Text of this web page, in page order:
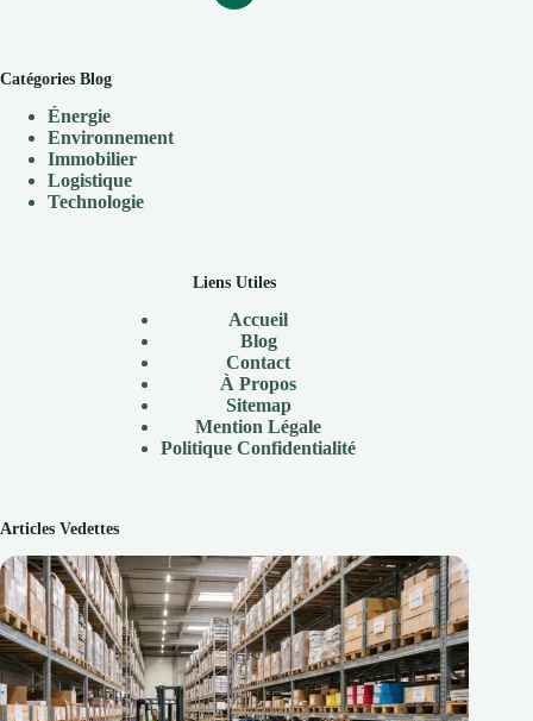
Catégories Blog
Énergie
Environnement
Immobilier
Logistique
Technologie
Liens Utiles
Accueil
Blog
Contact
À Propos
Sitemap
Mention Légale
Politique Confidentialité
Articles Vedettes